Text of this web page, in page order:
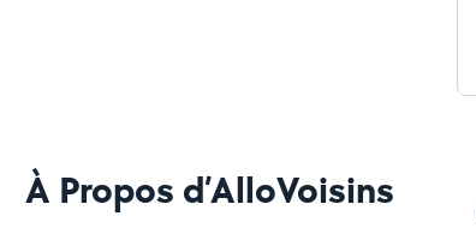
À Propos d’AlloVoisins